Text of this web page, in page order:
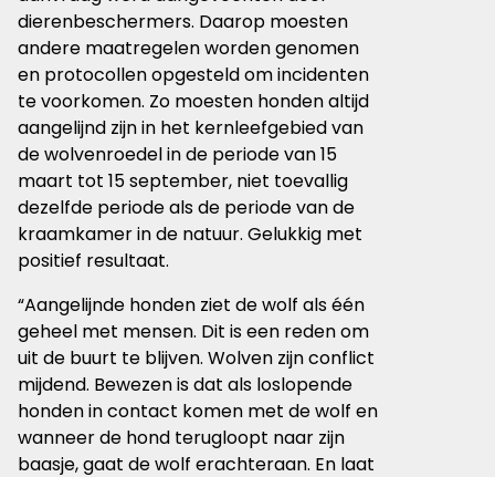
dierenbeschermers. Daarop moesten
andere maatregelen worden genomen
en protocollen opgesteld om incidenten
te voorkomen. Zo moesten honden altijd
aangelijnd zijn in het kernleefgebied van
de wolvenroedel in de periode van 15
maart tot 15 september, niet toevallig
dezelfde periode als de periode van de
kraamkamer in de natuur. Gelukkig met
positief resultaat.
“Aangelijnde honden ziet de wolf als één
geheel met mensen. Dit is een reden om
uit de buurt te blijven. Wolven zijn conflict
mijdend. Bewezen is dat als loslopende
honden in contact komen met de wolf en
wanneer de hond terugloopt naar zijn
baasje, gaat de wolf erachteraan. En laat